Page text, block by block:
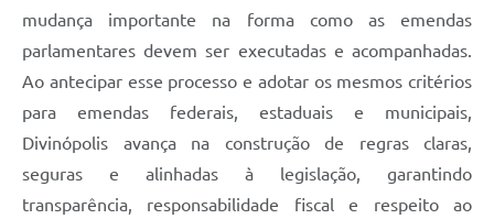
mudança importante na forma como as emendas
parlamentares devem ser executadas e acompanhadas.
Ao antecipar esse processo e adotar os mesmos critérios
para emendas federais, estaduais e municipais,
Divinópolis avança na construção de regras claras,
seguras e alinhadas à legislação, garantindo
transparência, responsabilidade fiscal e respeito ao